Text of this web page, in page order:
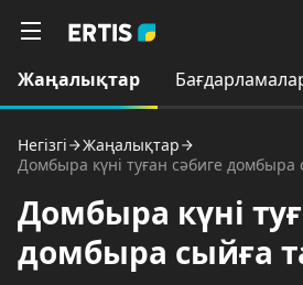
Жаңалықтар
Негізгі
Жаңалықтар
Домбыра күні туған сәбиге
Домбыра күні
домбыра сыйға